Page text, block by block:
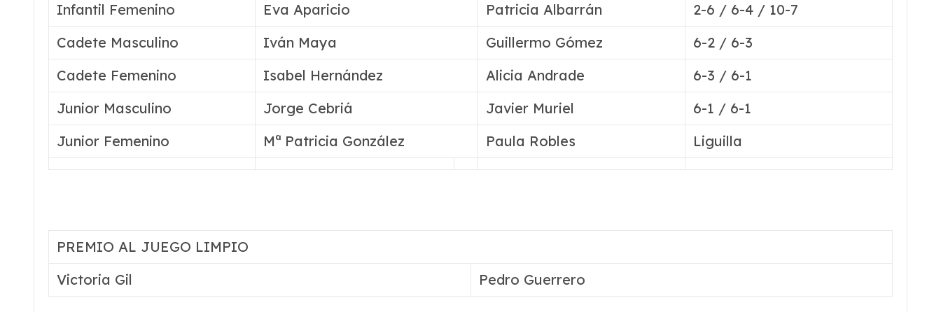
Infantil Femenino
Eva Aparicio Patricia Albarrán
2-6 / 6-4 / 10-7
Cadete Masculino
Iván Maya Guillermo Gómez
6-2 / 6-3
Cadete Femenino
Isabel Hernández Alicia Andrade
6-3 / 6-1
Junior Masculino
Jorge Cebriá Javier Muriel
6-1 / 6-1
Junior Femenino
Mª Patricia González Paula Robles Liguilla
PREMIO AL JUEGO LIMPIO
Victoria Gil
Pedro Guerrero